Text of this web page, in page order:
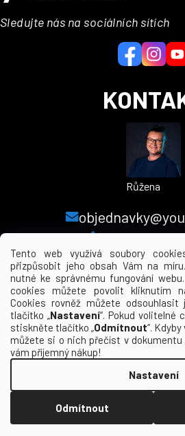
Tento web využívá soubory
přizpůsobit jeho obsah Vám na
nutné ke správnému fungování
cookies můžete povolit kliknutím
Cookies rovněž můžete
tlačítko „Nastavení“. Pokud volitelné
stiskněte tlačítko „Odmítnout“.
můžete si o nich přečíst v dokumentu
vám příjemný nákup!
Nastavení
Odmítnout
a
Sledujte nás na sociálních sítích
Růžena
+420 224
MENU
INFORMACE PRO VÁS
KDE NÁS NAJDETE
Vytvořil
Copyright 2026
vyhrazena.Upravit